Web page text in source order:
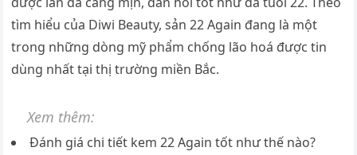
tìm hiểu của Diwi Beauty, sản 22 Again đang là một
trong những dòng mỹ phẩm chống lão hoá được tin
dùng nhất tại thị trường miền Bắc.
Xem thêm:
Đánh giá chi tiết kem 22 Again tốt như thế nào?